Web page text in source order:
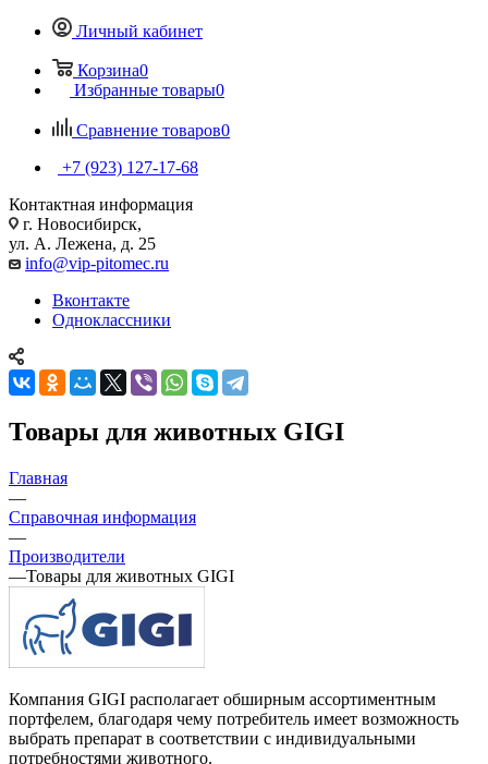
Личный кабинет
Корзина0
Избранные товары0
Сравнение товаров0
+7 (923) 127-17-68
Контактная информация
г. Новосибирск,
ул. А. Лежена, д. 25
info@vip-pitomec.ru
Вконтакте
Одноклассники
Товары для животных GIGI
Главная
—
Справочная информация
—
Производители
—Товары для животных GIGI
Компания GIGI располагает обширным ассортиментным
портфелем, благодаря чему потребитель имеет возможность
выбрать препарат в соответствии с индивидуальными
потребностями животного.